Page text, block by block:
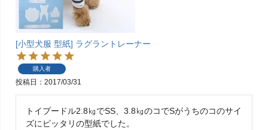
[小型犬服 型紙] ラグラントレーナー
購入者
投稿日 2017/03/31
トイプードル2.8㎏でSS、3.8㎏のコでSがうちのコのサイ
ズにピッタリの型紙でした。